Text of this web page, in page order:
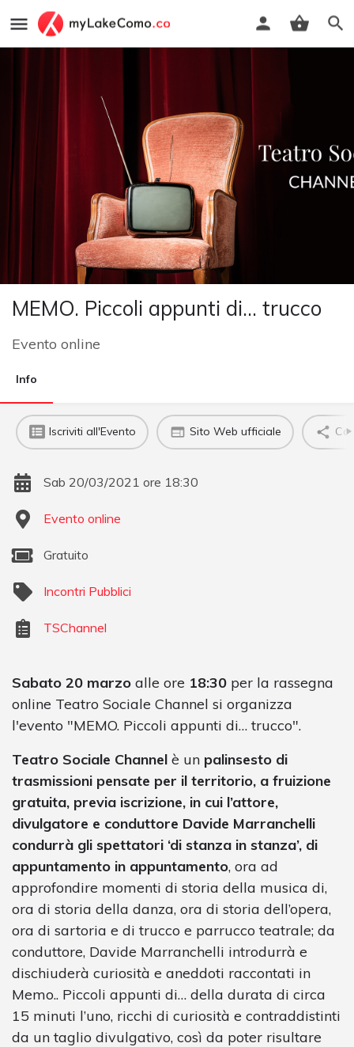
MEMO. Piccoli appunti di... trucco
Evento online
Info
Iscriviti all'Evento Sito Web ufficiale
Sab 20/03/2021 ore 18:30
Evento online
Gratuito
Incontri Pubblici
TSChannel
Sabato 20 marzo alle ore 18:30 per la rassegna
online Teatro Sociale Channel si organizza
l'evento "MEMO. Piccoli appunti di… trucco".
Teatro Sociale Channel è un palinsesto di
trasmissioni pensate per il territorio, a fruizione
gratuita, previa iscrizione, in cui l’attore,
divulgatore e conduttore Davide Marranchelli
condurrà gli spettatori ‘di stanza in stanza’, di
appuntamento in appuntamento, ora ad
approfondire momenti di storia della musica di,
ora di storia della danza, ora di storia dell’opera,
ora di sartoria e di trucco e parrucco teatrale; da
conduttore, Davide Marranchelli introdurrà e
dischiuderà curiosità e aneddoti raccontati in
Memo.. Piccoli appunti di… della durata di circa
15 minuti l’uno, ricchi di curiosità e contraddistinti
da un taglio divulgativo, così da poter risultare